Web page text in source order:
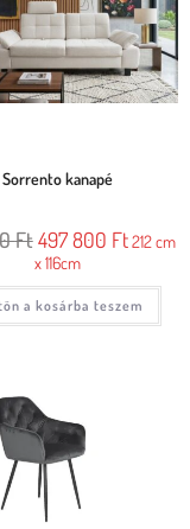
Sorrento kanapé
Ft 497 800 Ft212 cm
x 116cm
a kosárba teszem